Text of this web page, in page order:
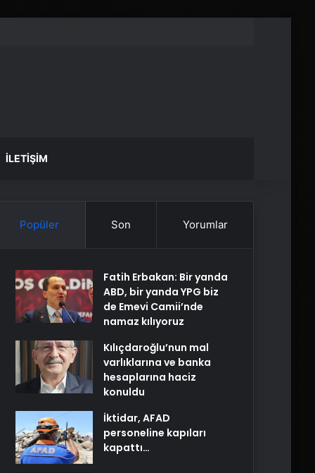
İLETIŞIM
Popüler Son Yorumlar
Fatih Erbakan: Bir yanda
ABD, bir yanda YPG biz
de Emevi Camii’nde
namaz kılıyoruz
Kılıçdaroğlu’nun mal
varlıklarına ve banka
hesaplarına haciz
konuldu
İktidar, AFAD
personeline kapıları
kapattı…